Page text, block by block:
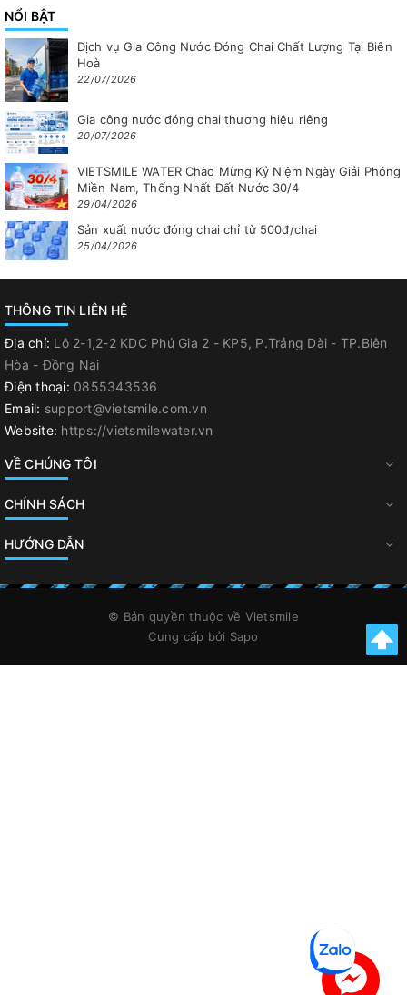
NỔI BẬT
Dịch vụ Gia Công Nước Đóng Chai Chất Lượng Tại Biên
Hoà
22/07/2026
Gia công nước đóng chai thương hiệu riêng
20/07/2026
VIETSMILE WATER Chào Mừng Kỷ Niệm Ngày Giải Phóng
Miền Nam, Thống Nhất Đất Nước 30/4
29/04/2026
Sản xuất nước đóng chai chỉ từ 500đ/chai
25/04/2026
THÔNG TIN LIÊN HỆ
Địa chỉ: Lô 2-1,2-2 KDC Phú Gia 2 - KP5, P.Trảng Dài - TP.Biên
Hòa - Đồng Nai
Điện thoại: 0855343536
Email: support@vietsmile.com.vn
Website: https://vietsmilewater.vn
VỀ CHÚNG TÔI
CHÍNH SÁCH
HƯỚNG DẪN
© Bản quyền thuộc về Vietsmile
Cung cấp bởi Sapo